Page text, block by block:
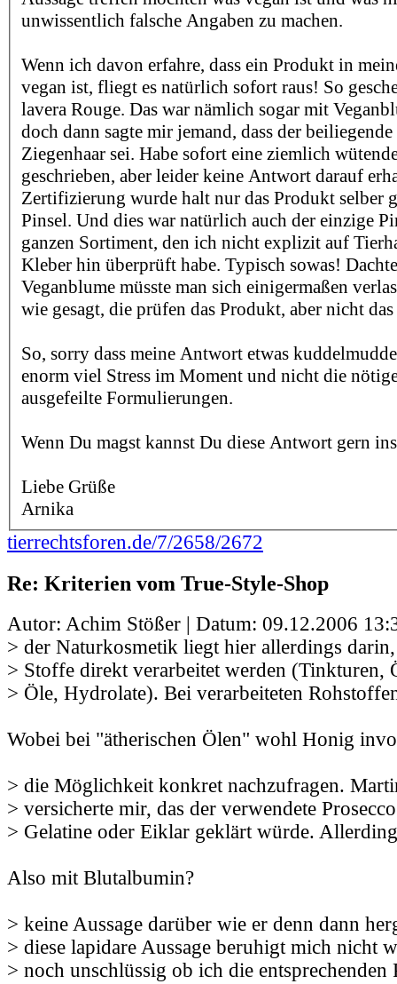
unwissentlich falsche Angaben zu machen.
Wenn ich davon erfahre, dass ein Produkt in
vegan ist, fliegt es natürlich sofort raus! So
lavera Rouge. Das war nämlich sogar mit
doch dann sagte mir jemand, dass der beiliegende
Ziegenhaar sei. Habe sofort eine ziemlich
geschrieben, aber leider keine Antwort darauf
Zertifizierung wurde halt nur das Produkt selber
Pinsel. Und dies war natürlich auch der einzige
ganzen Sortiment, den ich nicht explizit auf
Kleber hin überprüft habe. Typisch sowas!
Veganblume müsste man sich einigermaßen
wie gesagt, die prüfen das Produkt, aber nicht
So, sorry dass meine Antwort etwas
enorm viel Stress im Moment und nicht die
ausgefeilte Formulierungen.
Wenn Du magst kannst Du diese Antwort gern
Liebe Grüße
Arnika
tierrechtsforen.de/7/2658/2672
Re: Kriterien vom True-Style-Shop
Autor: Achim Stößer | Datum: 09.12.2006
> der Naturkosmetik liegt hier allerdings
> Stoffe direkt verarbeitet werden (Tinkturen,
> Öle, Hydrolate). Bei verarbeiteten
Wobei bei "ätherischen Ölen" wohl Honig
> die Möglichkeit konkret nachzufragen.
> versicherte mir, das der verwendete
> Gelatine oder Eiklar geklärt würde.
Also mit Blutalbumin?
> keine Aussage darüber wie er denn dann
> diese lapidare Aussage beruhigt mich nicht
> noch unschlüssig ob ich die entsprechenden